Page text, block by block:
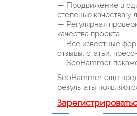
— Продвижение в
степенью качества у
— Регулярная
качества проекта.
— Все известные
отзывы, статьи,
— SeoHammer
SeoHammer еще
результаты